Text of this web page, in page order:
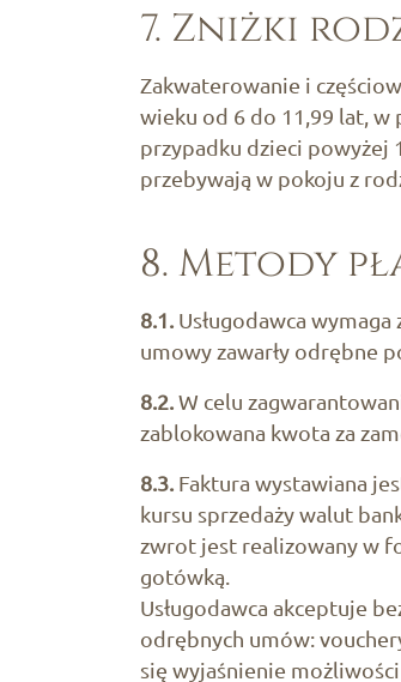
7. Zniżki
Zakwaterowanie i
wieku od 6 do 11,99 lat, w
przypadku dzieci powyżej
przebywają w pokoju z
8. Metody
8.1. Usługodawca
umowy zawarły odrębne
8.2.W celu
zablokowana kwota za
8.3. Faktura wystawiana
kursu sprzedaży walut
zwrot jest realizowany w
gotówką.
Usługodawca akceptuje
odrębnych umów:
się wyjaśnienie